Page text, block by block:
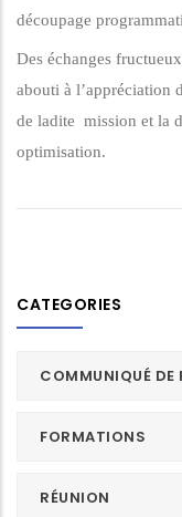
découpage
Des échanges
abouti à l’appréciation
de ladite mission et la
optimisation.
CATEGORIES
COMMUNIQUÉ DE
FORMATIONS
RÉUNION